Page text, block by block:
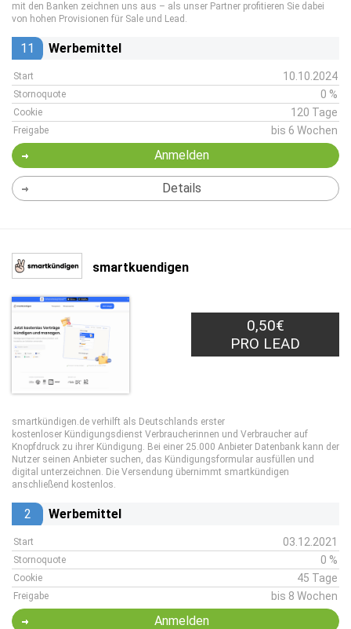
mit den Banken zeichnen uns aus – als unser Partner profitieren Sie dabei
von hohen Provisionen für Sale und Lead.
11 Werbemittel
Start 10.10.2024
Stornoquote 0 %
Cookie 120 Tage
Freigabe bis 6 Wochen
Anmelden
Details
smartkuendigen
0,50€
PRO LEAD
smartkündigen.de verhilft als Deutschlands erster
kostenloser Kündigungsdienst Verbraucherinnen und Verbraucher auf
Knopfdruck zu ihrer Kündigung. Bei einer 25.000 Anbieter Datenbank kann der
Nutzer seinen Anbieter suchen, das Kündigungsformular ausfüllen und
digital unterzeichnen. Die Versendung übernimmt smartkündigen
anschließend kostenlos.
2 Werbemittel
Start 03.12.2021
Stornoquote 0 %
Cookie 45 Tage
Freigabe bis 8 Wochen
Anmelden